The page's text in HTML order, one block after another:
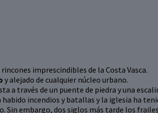
imprescindibles de la Costa Vasca.
y alejado de cualquier núcleo urbano.
a través de un puente de piedra y una
incendios y batallas y la iglesia ha
Sin embargo, dos siglos más tarde los